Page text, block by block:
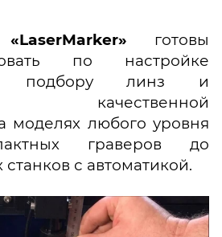
«LaserMarker» готовы
по настройке
подбору линз и
качественной
моделях любого уровня
граверов до
с автоматикой.